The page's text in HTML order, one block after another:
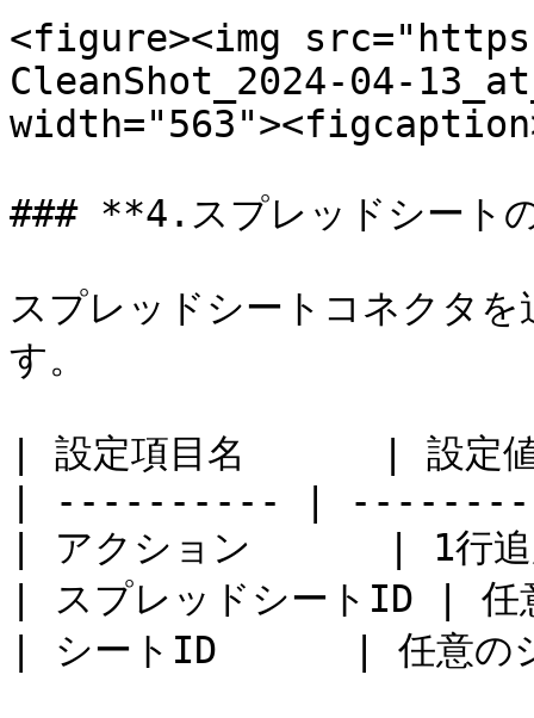
<figure><img
CleanShot_2024-04-
### **4.スプレッドシート
スプレッドシートコネクタ
す。
| 設定項目名      | 設
| ---------- |
| アクション      | 1
| スプレッドシートID | 任
| シートID      | 任意